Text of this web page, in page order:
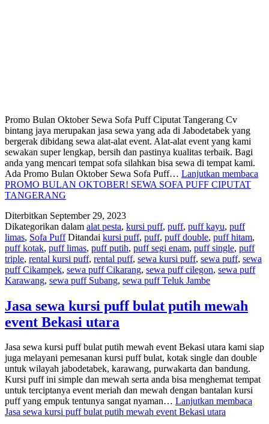
Promo Bulan Oktober Sewa Sofa Puff Ciputat Tangerang Cv
bintang jaya merupakan jasa sewa yang ada di Jabodetabek yang
bergerak dibidang sewa alat-alat event. Alat-alat event yang kami
sewakan super lengkap, bersih dan pastinya kualitas terbaik. Bagi
anda yang mencari tempat sofa silahkan bisa sewa di tempat kami.
Ada Promo Bulan Oktober Sewa Sofa Puff… Lanjutkan membaca
PROMO BULAN OKTOBER! SEWA SOFA PUFF CIPUTAT
TANGERANG
Diterbitkan September 29, 2023
Dikategorikan dalam alat pesta, kursi puff, puff, puff kayu, puff
limas, Sofa Puff Ditandai kursi puff, puff, puff double, puff hitam,
puff kotak, puff limas, puff putih, puff segi enam, puff single, puff
triple, rental kursi puff, rental puff, sewa kursi puff, sewa puff, sewa
puff Cikampek, sewa puff Cikarang, sewa puff cilegon, sewa puff
Karawang, sewa puff Subang, sewa puff Teluk Jambe
Jasa sewa kursi puff bulat putih mewah
event Bekasi utara
Jasa sewa kursi puff bulat putih mewah event Bekasi utara kami siap
juga melayani pemesanan kursi puff bulat, kotak single dan double
untuk wilayah jabodetabek, karawang, purwakarta dan bandung.
Kursi puff ini simple dan mewah serta anda bisa menghemat tempat
untuk terciptanya event meriah dan mewah dengan bantalan kursi
puff yang empuk tentunya sangat nyaman… Lanjutkan membaca
Jasa sewa kursi puff bulat putih mewah event Bekasi utara